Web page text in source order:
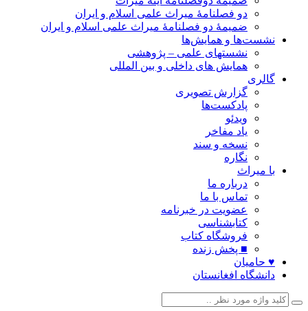
دو فصلنامۀ میراث علمی اسلام و ایران
ضمیمۀ دو فصلنامۀ میراث علمی اسلام و ایران
نشست‌ها و همایش‌ها
نشستهای علمی – پژوهشی
همایش های داخلی و بین المللی
گالری
گزارش تصویری
پادکست‌ها
ویدئو
یاد مفاخر
نسخه و سند
نگاره
با میراث
درباره ما
تماس با ما
عضویت در خبرنامه
کتابشناسی
فروشگاه کتاب
■ پخش زنده
♥ حامیان
دانشگاه افغانستان